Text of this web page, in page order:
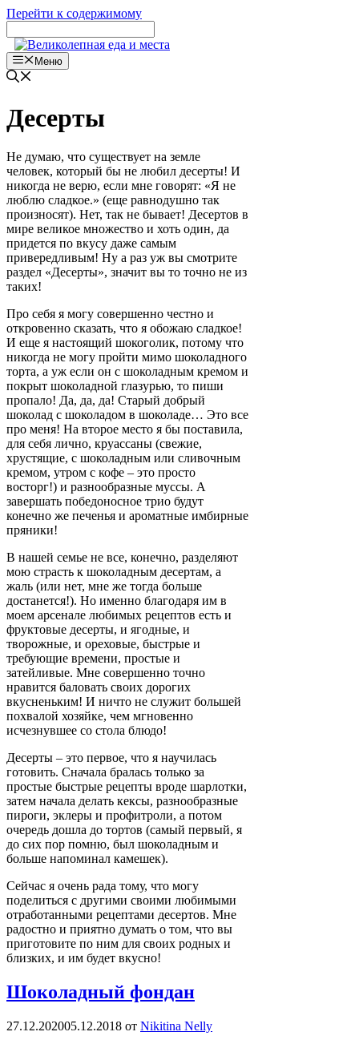
Перейти к содержимому
Меню
Десерты
Не думаю, что существует на земле
человек, который бы не любил десерты! И
никогда не верю, если мне говорят: «Я не
люблю сладкое.» (еще равнодушно так
произносят). Нет, так не бывает! Десертов в
мире великое множество и хоть один, да
придется по вкусу даже самым
привередливым! Ну а раз уж вы смотрите
раздел «Десерты», значит вы то точно не из
таких!
Про себя я могу совершенно честно и
откровенно сказать, что я обожаю сладкое!
И еще я настоящий шокоголик, потому что
никогда не могу пройти мимо шоколадного
торта, а уж если он с шоколадным кремом и
покрыт шоколадной глазурью, то пиши
пропало! Да, да, да! Старый добрый
шоколад с шоколадом в шоколаде… Это все
про меня! На второе место я бы поставила,
для себя лично, круассаны (свежие,
хрустящие, с шоколадным или сливочным
кремом, утром с кофе – это просто
восторг!) и разнообразные муссы. А
завершать победоносное трио будут
конечно же печенья и ароматные имбирные
пряники!
В нашей семье не все, конечно, разделяют
мою страсть к шоколадным десертам, а
жаль (или нет, мне же тогда больше
достанется!). Но именно благодаря им в
моем арсенале любимых рецептов есть и
фруктовые десерты, и ягодные, и
творожные, и ореховые, быстрые и
требующие времени, простые и
затейливые. Мне совершенно точно
нравится баловать своих дорогих
вкусненьким! И ничто не служит большей
похвалой хозяйке, чем мгновенно
исчезнувшее со стола блюдо!
Десерты – это первое, что я научилась
готовить. Сначала бралась только за
простые быстрые рецепты вроде шарлотки,
затем начала делать кексы, разнообразные
пироги, эклеры и профитроли, а потом
очередь дошла до тортов (самый первый, я
до сих пор помню, был шоколадным и
больше напоминал камешек).
Сейчас я очень рада тому, что могу
поделиться с другими своими любимыми
отработанными рецептами десертов. Мне
радостно и приятно думать о том, что вы
приготовите по ним для своих родных и
близких, и им будет вкусно!
Шоколадный фондан
27.12.202005.12.2018 от Nikitina Nelly